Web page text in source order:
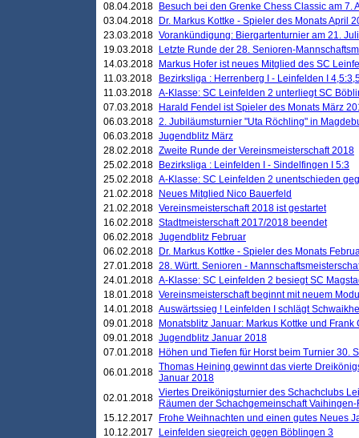
08.04.2018
Besuch bei den Grenke Chess Classic am 7.
03.04.2018
Dr. Markus Kottke - Spieler des Monats April
23.03.2018 Vorankündigung: Biergartenturnier am 21.
19.03.2018
Letzte Runde der 28. Senioren-
14.03.2018
Markus Hofer ist neues Mitglied des SC
11.03.2018
Bezirksliga : Herrenberg I - Leinfelden I
11.03.2018 A-Klasse: SC Leinfelden 2 unterliegt SC
07.03.2018
Harald Fendel ist Spieler des Monats März
06.03.2018 2. Jubiläumsturnier "Uta Röchling" in
06.03.2018 Jugendblitz März
28.02.2018 Zweite Runde der Vereinsmeisterschaft 2018
25.02.2018
Bezirksliga : Leinfelden I - Sindelfingen I 5:3
25.02.2018 A-Klasse: SC Leinfelden 2 unentschieden
21.02.2018
Neues Mitglied Nico Bauerfeld
21.02.2018 Vereinsmeisterschaft 2018 ist gestartet
16.02.2018 Stadtmeisterschaft 2017/2018 beendet
06.02.2018 Jugendblitz Februar
06.02.2018
Dr. Markus Kottke - Spieler des Monats
27.01.2018 28. Württ. Senioren -
24.01.2018 A-Klasse: SC Leinfelden 2 besiegt SC
18.01.2018 Vereinsmeisterschaft beginnt mit neuem
14.01.2018 Auswärtssieg ! Leinfelden I schlägt
09.01.2018
Monatsblitz Januar: Markus Kottke und
09.01.2018 Jugendblitz Januar 2018
07.01.2018
Höhen und Tiefen für Horst beim Turnier 30.
06.01.2018 Thomas Heining gewinnt das vierte
Januar 2018
02.01.2018 Viertes Dreikönigsturnier des Schachclubs
Räumen der Schachgemeinschaft
15.12.2017
Frohe Weihnachten und einen gutes Neues
10.12.2017
Leinfelden siegreich gegen Böblingen 3